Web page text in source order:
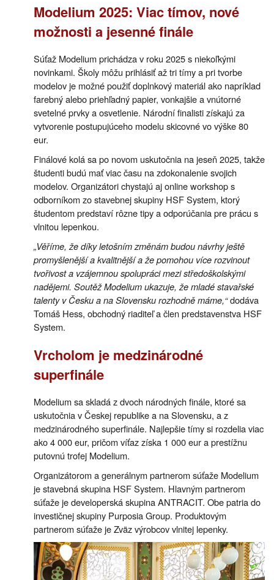
Modelium 2025: Viac tímov, nové
možnosti a jesenné finále
Súťaž Modelium prichádza v roku 2025 s niekoľkými
novinkami. Školy môžu prihlásiť až tri tímy a pri tvorbe
modelov je možné použiť doplnkový materiál ako napríklad
farebný alebo priehľadný papier, vonkajšie a vnútorné
svetelné prvky a osvetlenie. Národní finalisti získajú za
vytvorenie postupujúceho modelu skicovné vo výške 80
eur.
Finálové kolá sa po novom uskutočnia na jeseň 2025, takže
študenti budú mať viac času na zdokonalenie svojich
modelov. Organizátori chystajú aj online workshop s
odborníkom zo stavebnej skupiny HSF System, ktorý
študentom predstaví rôzne tipy a odporúčania pre prácu s
vlnitou lepenkou.
„Věříme, že díky letošním změnám budou návrhy ještě
promyšlenější a kvalitnější a že pomohou více rozvinout
tvořivost a vzájemnou spolupráci mezi středoškolskými
nadějemi. Soutěž Modelium ukazuje, že mladé stavařské
talenty v Česku a na Slovensku rozhodně máme,“dodáva
Tomáš Hess, obchodný riaditeľ a člen predstavenstva HSF
System.
Vrcholom je medzinárodné
superfinále
Modelium sa skladá z dvoch národných finále, ktoré sa
uskutočnia v Českej republike a na Slovensku, a z
medzinárodného superfinále. Najlepšie tímy si rozdelia viac
ako 4 000 eur, pričom víťaz získa 1 000 eur a prestížnu
putovnú trofej Modelium.
Organizátorom a generálnym partnerom súťaže Modelium
je stavebná skupina HSF System. Hlavným partnerom
súťaže je developerská skupina ANTRACIT. Obe patria do
investičnej skupiny Purposia Group. Produktovým
partnerom súťaže je Zväz výrobcov vlnitej lepenky.